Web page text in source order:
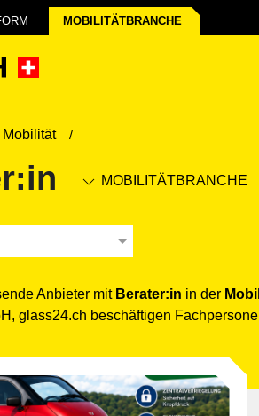
MOBILITÄT­BRANCHE
Mobilität
MOBILITÄT­BRANCHE
Anbieter mit Berater:in in der
glass24.ch beschäftigen